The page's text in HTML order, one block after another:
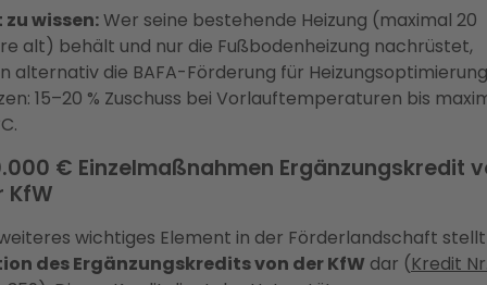
zu wissen:Wer seine bestehende Heizung (maximal 20
alt) behält und nur die Fußbodenheizung nachrüstet,
alternativ die BAFA-Förderung für Heizungsoptimierung
15–20 % Zuschuss bei Vorlauftemperaturen bis
€ Einzelmaßnahmen Ergänzungskredit
KfW
wichtiges Element in der Förderlandschaft
des Ergänzungskredits von der KfW dar (Kredit